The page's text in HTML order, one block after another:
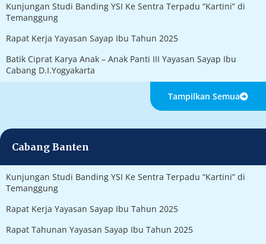
Kunjungan Studi Banding YSI Ke Sentra Terpadu “Kartini” di
Temanggung
Rapat Kerja Yayasan Sayap Ibu Tahun 2025
Batik Ciprat Karya Anak – Anak Panti III Yayasan Sayap Ibu
Cabang D.I.Yogyakarta
Tampilkan Semua
Cabang Banten
Kunjungan Studi Banding YSI Ke Sentra Terpadu “Kartini” di
Temanggung
Rapat Kerja Yayasan Sayap Ibu Tahun 2025
Rapat Tahunan Yayasan Sayap Ibu Tahun 2025